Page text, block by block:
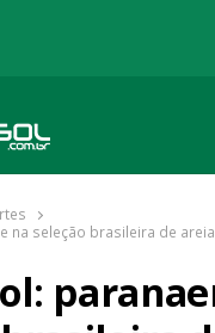
as melhores coberturas
na seleção brasileira de areia